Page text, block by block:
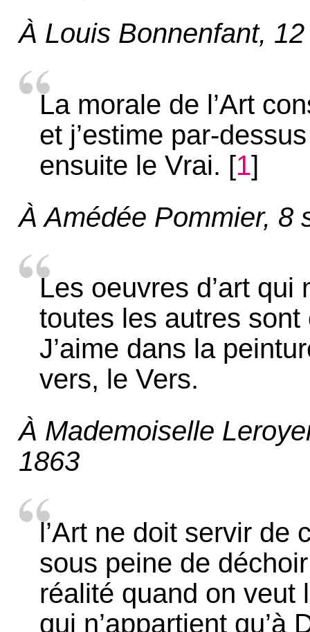
À Louis Bonnenfant,
La morale de l’Art
et j’estime par-
ensuite le Vrai. [1]
À Amédée Pommier, 8
Les oeuvres d’art
toutes les autres sont
J’aime dans la
vers, le Vers.
À Mademoiselle
1863
l’Art ne doit servir de
sous peine de
réalité quand on veut
qui n’appartient qu’à